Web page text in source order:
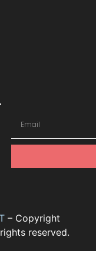
– Copyright
reserved.